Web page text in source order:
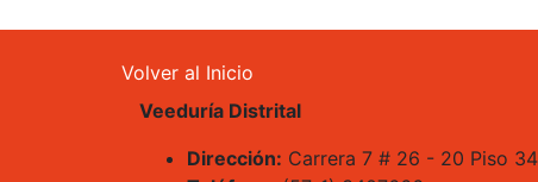
Footer menu
Volver al Inicio
Veeduría Distrital
Dirección: Carrera 7 # 26 - 20 Piso